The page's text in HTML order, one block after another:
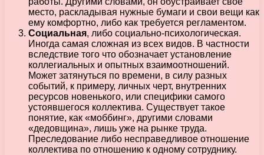
место, раскладывая нужные бумаги и свои вещи как
ему комфортно, либо как требуется регламентом.
Социальная, либо социально-психологическая.
Иногда самая сложная из всех видов. В частности
вследствие того что обозначает установление
коллегиальных и опытных взаимоотношений.
Может затянуться по времени, в силу разных
событий, к примеру, личных черт, внутренних
ресурсов новенького, или специфики самого
устоявшегося коллектива. Существует такое
понятие, как «моббинг», другими словами
«дедовщина», лишь уже на рынке труда.
Преследование либо несправедливое отношение
коллектива по отношению к одному сотруднику.